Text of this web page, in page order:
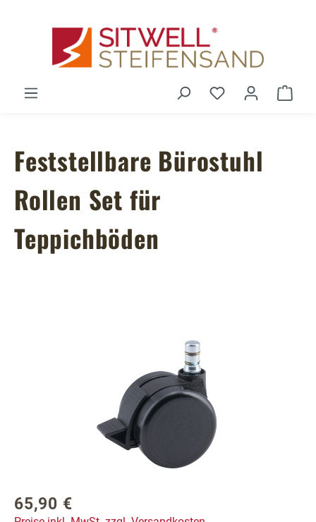
Du hast 0
Feststellbare Bürostuhl
Rollen Set für
Teppichböden
Regulärer Preis:
65,90 €